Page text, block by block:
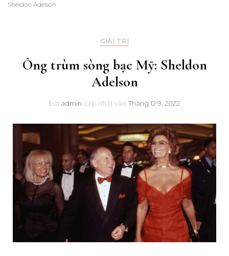
Sheldon Adelson
GIẢI TRÍ
Ông trùm sòng bạc Mỹ: Sheldon
Adelson
bởi admin cập nhật vào Tháng 12 9, 2022